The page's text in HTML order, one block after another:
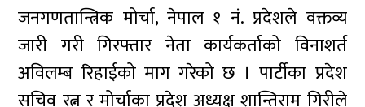
जनगणतान्त्रिक मोर्चा, नेपाल १ नं. प्रदेशले वक्तव्य
जारी गरी गिरफ्तार नेता कार्यकर्ताको विनाशर्त
अविलम्ब रिहाईको माग गरेको छ । पार्टीका प्रदेश
सचिव रत्न र मोर्चाका प्रदेश अध्यक्ष शान्तिराम गिरीले